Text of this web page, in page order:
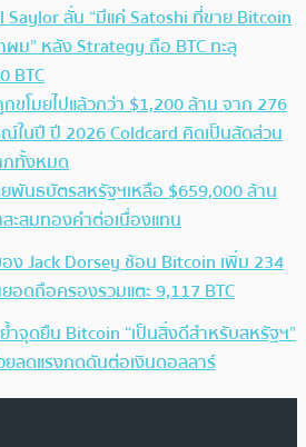
Saylor ลั่น “มีแค่ Satoshi ที่ขาย Bitcoin
ม” หลัง Strategy ถือ BTC ทะลุ
BTC
ขโมยไปแล้วกว่า $1,200 ล้าน จาก 276
ในปี ปี 2026 Coldcard คิดเป็นสัดส่วน
กทั้งหมด
พันธบัตรสหรัฐฯเหลือ $659,000 ล้าน
ะสมทองคำต่อเนื่องแทน
ง Jack Dorsey ช้อน Bitcoin เพิ่ม 234
อดถือครองรวมแตะ 9,117 BTC
ำจุดยืน Bitcoin “เป็นสิ่งดีสำหรับสหรัฐฯ”
ยลดแรงกดดันต่อเงินดอลลาร์